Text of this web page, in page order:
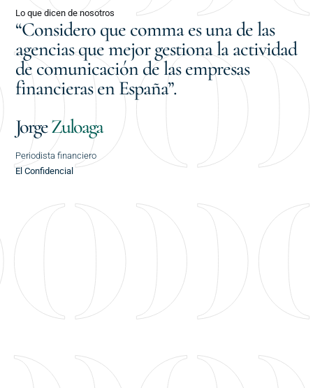
Lo que dicen de nosotros
“Considero que comma es una de las
agencias que mejor gestiona la actividad
de comunicación de las empresas
financieras en España”.
JorgeZuloaga
Periodista financiero
El Confidencial